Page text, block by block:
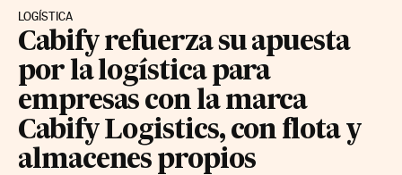
LOGÍSTICA
Cabify refuerza su apuesta
por la logística para
empresas con la marca
Cabify Logistics, con flota y
almacenes propios